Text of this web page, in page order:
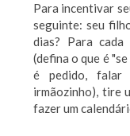
Para incentivar
seguinte: seu
dias? Para
(defina o que é
é pedido,
irmãozinho), tire
fazer um